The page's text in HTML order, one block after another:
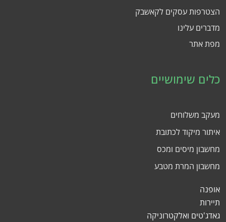
הצטרפות עסקים לקאשבק
מדברים עלינו
מפת אתר
כלים שימושיים
מעקב משלוחים
איתור מיקוד לכתובת
מחשבון מיסים ומכס
מחשבון המרת מטבע
אופנה
תיירות
גאדג'טים ואלקטרוניקה